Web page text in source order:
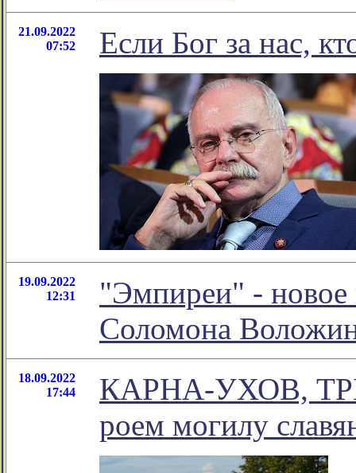
21.09.2022
07:52
Если Бог за нас,
19.09.2022
12:31
"Эмпиреи" - новое
Соломона
18.09.2022
17:44
КАРНА-УХОВ,
роем могилу